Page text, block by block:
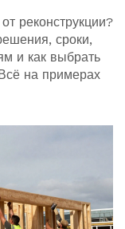
реконструкции?
сроки,
и как выбрать
на примерах